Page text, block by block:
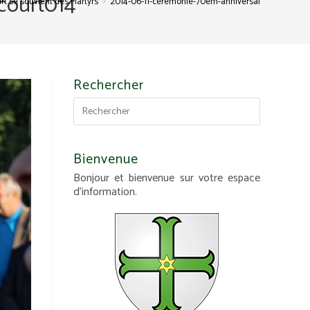
Rechercher
Bienvenue
Bonjour et bienvenue sur votre espace
d'information.